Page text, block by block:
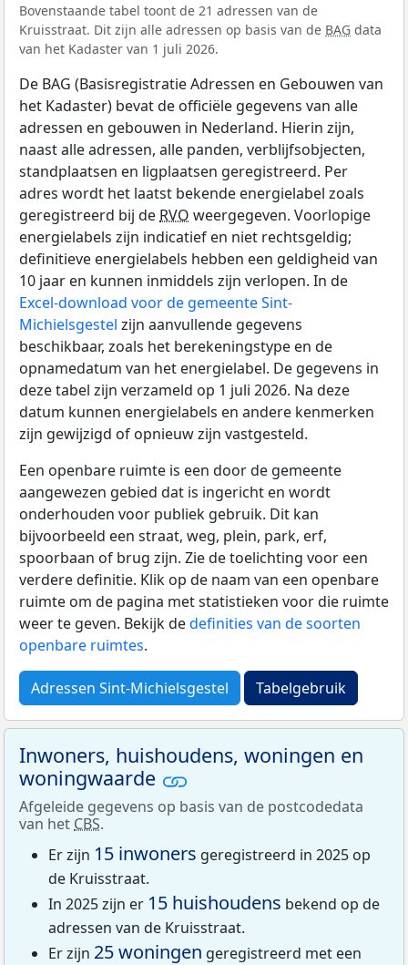
Bovenstaande tabel toont de 21 adressen van de
Kruisstraat. Dit zijn alle adressen op basis van de BAG data
van het Kadaster van 1 juli 2026.
De BAG (Basisregistratie Adressen en Gebouwen van
het Kadaster) bevat de officiële gegevens van alle
adressen en gebouwen in Nederland. Hierin zijn,
naast alle adressen, alle panden, verblijfsobjecten,
standplaatsen en ligplaatsen geregistreerd. Per
adres wordt het laatst bekende energielabel zoals
geregistreerd bij de RVO weergegeven. Voorlopige
energielabels zijn indicatief en niet rechtsgeldig;
definitieve energielabels hebben een geldigheid van
10 jaar en kunnen inmiddels zijn verlopen. In de
Excel-download voor de gemeente Sint-
Michielsgestel zijn aanvullende gegevens
beschikbaar, zoals het berekeningstype en de
opnamedatum van het energielabel. De gegevens in
deze tabel zijn verzameld op 1 juli 2026. Na deze
datum kunnen energielabels en andere kenmerken
zijn gewijzigd of opnieuw zijn vastgesteld.
Een openbare ruimte is een door de gemeente
aangewezen gebied dat is ingericht en wordt
onderhouden voor publiek gebruik. Dit kan
bijvoorbeeld een straat, weg, plein, park, erf,
spoorbaan of brug zijn. Zie de toelichting voor een
verdere definitie. Klik op de naam van een openbare
ruimte om de pagina met statistieken voor die ruimte
weer te geven. Bekijk dedefinities van de soorten
openbare ruimtes.
Adressen Sint-Michielsgestel Tabelgebruik
Inwoners, huishoudens, woningen en
woningwaarde
Afgeleide gegevens op basis van de postcodedata
van het CBS.
Er zijn 15 inwoners geregistreerd in 2025 op
de Kruisstraat.
In 2025 zijn er 15 huishoudens bekend op de
adressen van de Kruisstraat.
Er zijn 25 woningen geregistreerd met een